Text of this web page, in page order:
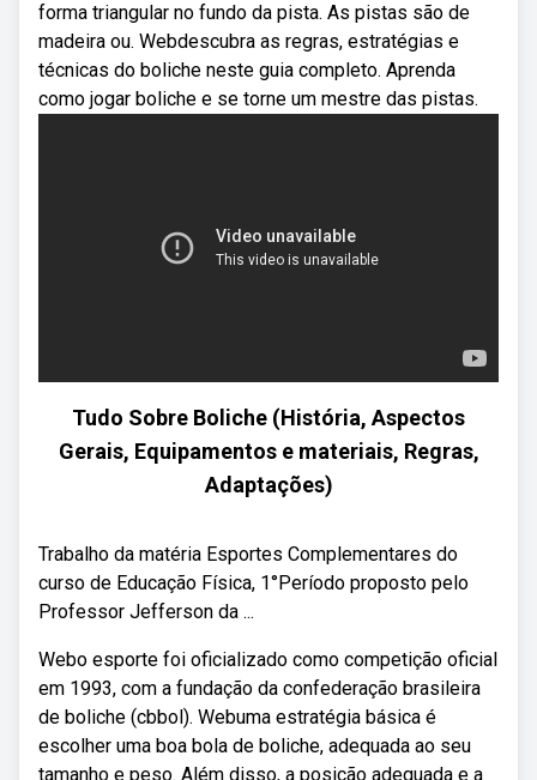
forma triangular no fundo da pista. As pistas são de
madeira ou. Webdescubra as regras, estratégias e
técnicas do boliche neste guia completo. Aprenda
como jogar boliche e se torne um mestre das pistas.
Tudo Sobre Boliche (História, Aspectos
Gerais, Equipamentos e materiais, Regras,
Adaptações)
Trabalho da matéria Esportes Complementares do
curso de Educação Física, 1°Período proposto pelo
Professor Jefferson da ...
Webo esporte foi oficializado como competição oficial
em 1993, com a fundação da confederação brasileira
de boliche (cbbol). Webuma estratégia básica é
escolher uma boa bola de boliche, adequada ao seu
tamanho e peso. Além disso, a posição adequada e a